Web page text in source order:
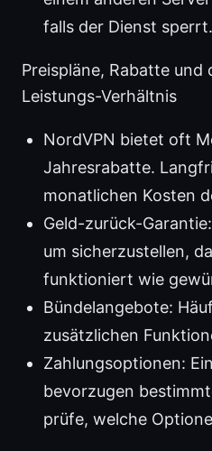
falls der Dienst sperrt.
Preispläne, Rabatte und
Leistungs-Verhältnis
NordVPN bietet oft
Jahresrabatte.
monatlichen Kosten
Geld-zurück-
um sicherzustellen,
funktioniert wie
Bündelangebote:
zusätzlichen
Zahlungsoptionen:
bevorzugen
prüfe, welche